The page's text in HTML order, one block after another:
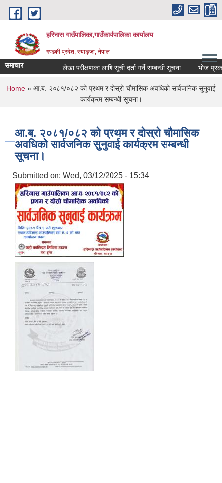
Skip to main content
हरिनास गाउँपालिका,गाउँकार्यपालिका कार्यालय
गण्डकी प्रदेश, स्याङ्जा, नेपाल
समाचार लेखा परीक्षणका लागि सूची दर्ता गर्ने सम्बन्धी सूचना भोज प्रकाश
You are here
Home » आ.ब. २०८१/०८२ को प्रथम र दोस्रो चौमासिक अवधिको सार्वजनिक सुनुवाई
कार्यक्रम सम्बन्धी सूचना।
आ.ब. २०८१/०८२ को प्रथम र दोस्रो चौमासिक
अवधिको सार्वजनिक सुनुवाई कार्यक्रम सम्बन्धी
सूचना।
Submitted on: Wed, 03/12/2025 - 15:34